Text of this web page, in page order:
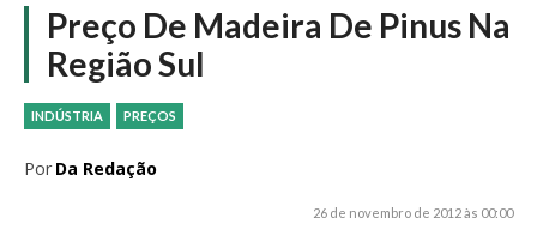
Preço De Madeira De Pinus Na
Região Sul
INDÚSTRIA PREÇOS
Por Da Redação
26 de novembro de 2012 às 00:00